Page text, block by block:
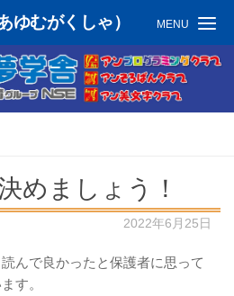
ゆむがくしゃ） MENU
めましょう！
2022年6月25日
んで良かったと保護者に思って
す。